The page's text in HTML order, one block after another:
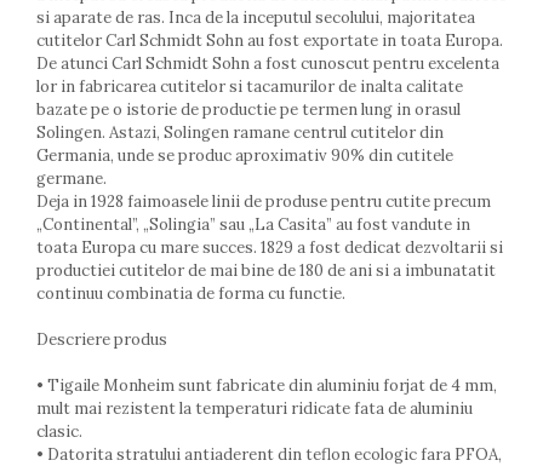
Facalete
Forme briose
Lumanari tort
Ornare, insiropare si decorare
prajituri
Portionatoare si feliatoare
Posuri si duiuri
Raclete patiserie
Suporturi prajituri
Tavi detasabile
Tavi si forme fursecuri
Ustensile de masura
si aparate de ras. Inca de la inceputul secolului, majoritatea
cutitelor Carl Schmidt Sohn au fost exportate in toata Europa.
De atunci Carl Schmidt Sohn a fost cunoscut pentru excelenta
lor in fabricarea cutitelor si tacamurilor de inalta calitate
bazate pe o istorie de productie pe termen lung in orasul
Solingen. Astazi, Solingen ramane centrul cutitelor din
Germania, unde se produc aproximativ 90% din cutitele
germane.
Deja in 1928 faimoasele linii de produse pentru cutite precum
„Continental”, „Solingia” sau „La Casita” au fost vandute in
toata Europa cu mare succes. 1829 a fost dedicat dezvoltarii si
productiei cutitelor de mai bine de 180 de ani si a imbunatatit
continuu combinatia de forma cu functie.
Descriere produs
• Tigaile Monheim sunt fabricate din aluminiu forjat de 4 mm,
mult mai rezistent la temperaturi ridicate fata de aluminiu
clasic.
• Datorita stratului antiaderent din teflon ecologic fara PFOA,